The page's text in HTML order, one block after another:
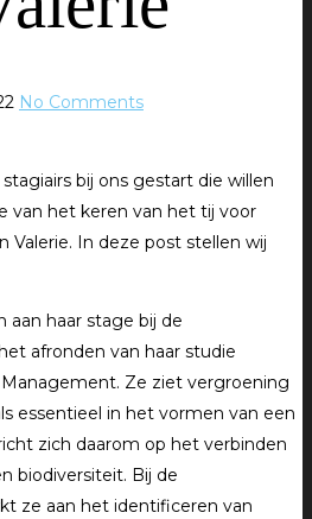
No Comments
bij ons gestart die willen
van het keren van het tij voor
Valerie. In deze post stellen wij
aan haar stage bij de
afronden van haar studie
Ze ziet vergroening
essentieel in het vormen van een
zich daarom op het verbinden
biodiversiteit. Bij de
ze aan het identificeren van